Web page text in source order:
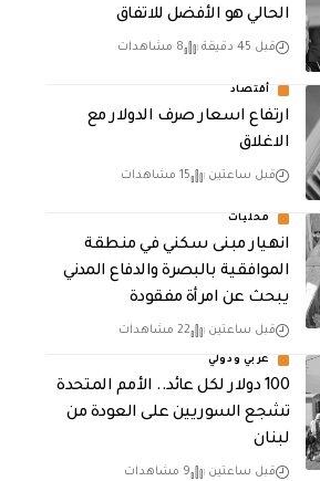
الحالي هو الأفضل للاتفاق
قبل 45 دقيقة 8 مشاهدات
أقتصاد
ارتفاع اسعار صرف الدولار مع
الاغلاق
قبل ساعتين 15 مشاهدات
محليات
انهيار مبنى سكني في منطقة
الموافقية بالبصرة والدفاع المدني
يبحث عن امرأة مفقودة
قبل ساعتين 22 مشاهدات
عربي ودولي
100 دولار لكل عائد.. الأمم المتحدة
تشجع السوريين على العودة من
لبنان
قبل ساعتين 9 مشاهدات